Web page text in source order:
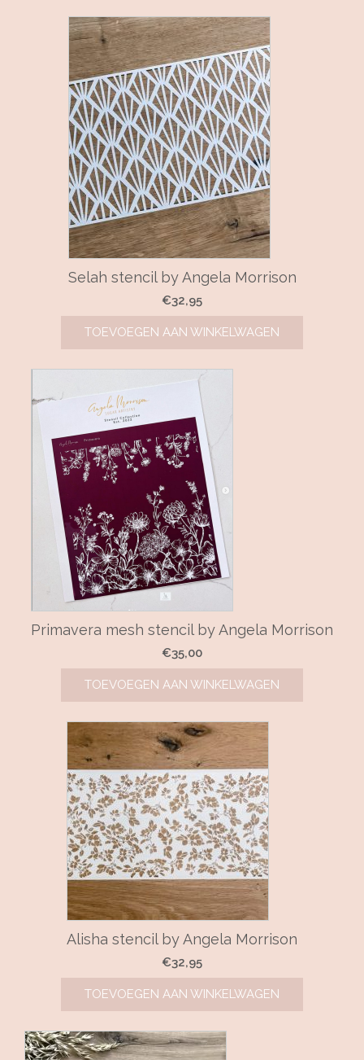
Selah stencil by Angela Morrison
€32,95
TOEVOEGEN AAN WINKELWAGEN
Primavera mesh stencil by Angela Morrison
€35,00
TOEVOEGEN AAN WINKELWAGEN
Alisha stencil by Angela Morrison
€32,95
TOEVOEGEN AAN WINKELWAGEN